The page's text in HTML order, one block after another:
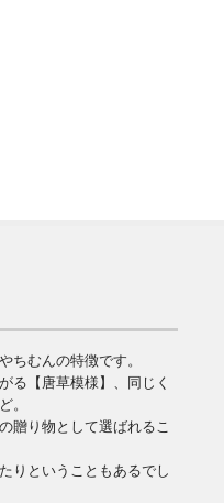
ちむんの特徴です。
る【唐草模様】、同じく
。
贈り物として選ばれるこ
りということもあるでし